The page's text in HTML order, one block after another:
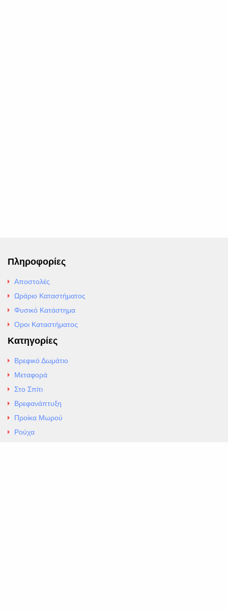
Πληροφορίες
Αποστολές
Ωράριο Καταστήματος
Φυσικό Κατάστημα
Οροι Καταστήματος
Κατηγορίες
Βρεφικό Δωμάτιο
Μεταφορά
Στο Σπίτι
Βρεφανάπτυξη
Προίκα Μωρού
Ρούχα